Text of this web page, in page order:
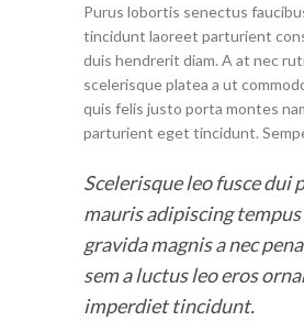
Purus lobortis senectus
tincidunt laoreet parturient
duis hendrerit diam. A at nec
scelerisque platea a ut
quis felis justo porta montes
parturient eget tincidunt.
Scelerisque leo fusce dui
mauris adipiscing
gravida magnis a nec
sem a luctus leo eros
imperdiet tincidunt.